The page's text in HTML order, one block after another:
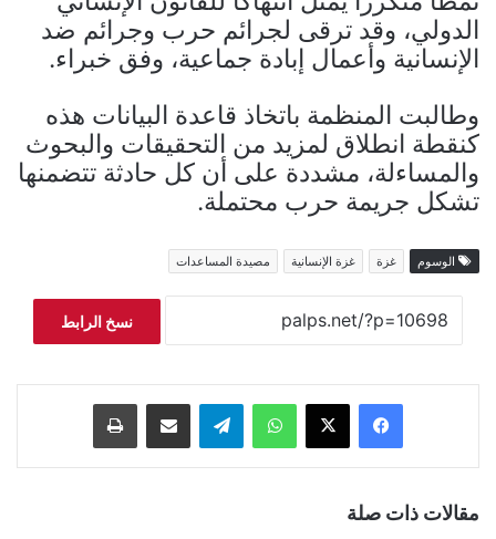
الدولي، وقد ترقى لجرائم حرب وجرائم ضد
الإنسانية وأعمال إبادة جماعية، وفق خبراء.
وطالبت المنظمة باتخاذ قاعدة البيانات هذه
كنقطة انطلاق لمزيد من التحقيقات والبحوث
والمساءلة، مشددة على أن كل حادثة تتضمنها
تشكل جريمة حرب محتملة.
الوسوم غزة غزة الإنسانية مصيدة المساعدات
نسخ الرابط
فيسبوك ‫X واتساب تيلقرام مشاركة عبر البريد طباعة
مقالات ذات صلة